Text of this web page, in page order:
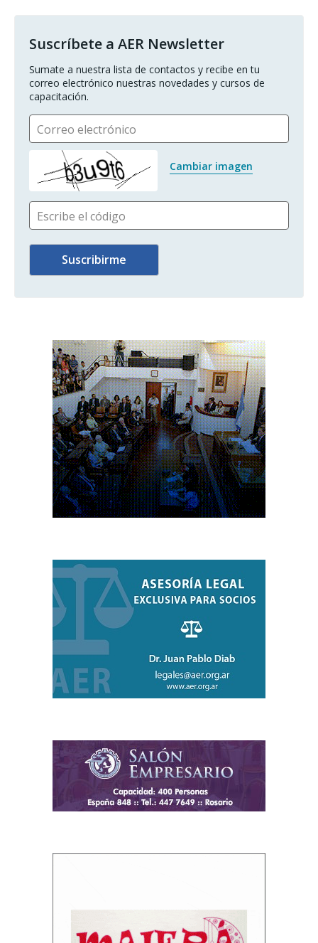
Suscríbete a AER Newsletter
Sumate a nuestra lista de contactos y recibe en tu
correo electrónico nuestras novedades y cursos de
capacitación.
Correo electrónico
Cambiar imagen
Escribe el código